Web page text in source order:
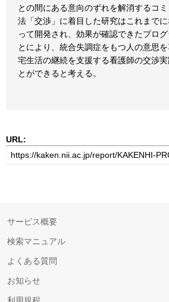
との間にある意向のずれを解消するコ
法「交渉」に着目した研究はこれまで
って開発され、効果が確認できたプロ
とにより、統合失調症をもつ人の意思
宅生活の継続を支援する看護師の交渉
とができると考える。
URL:
サービス概要
検索マニュアル
よくある質問
お知らせ